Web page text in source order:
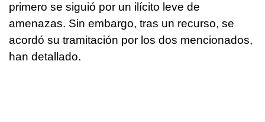
primero se siguió por un ilícito leve de
amenazas. Sin embargo, tras un recurso, se
acordó su tramitación por los dos mencionados,
han detallado.